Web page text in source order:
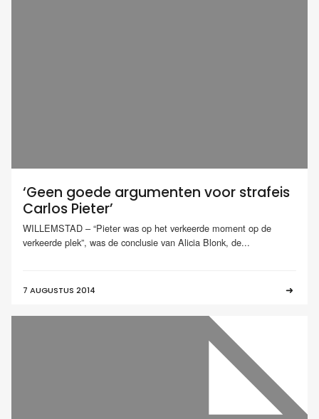
‘Geen goede argumenten voor strafeis
Carlos Pieter’
WILLEMSTAD – “Pieter was op het verkeerde moment op de
verkeerde plek”, was de conclusie van Alicia Blonk, de...
7 AUGUSTUS 2014